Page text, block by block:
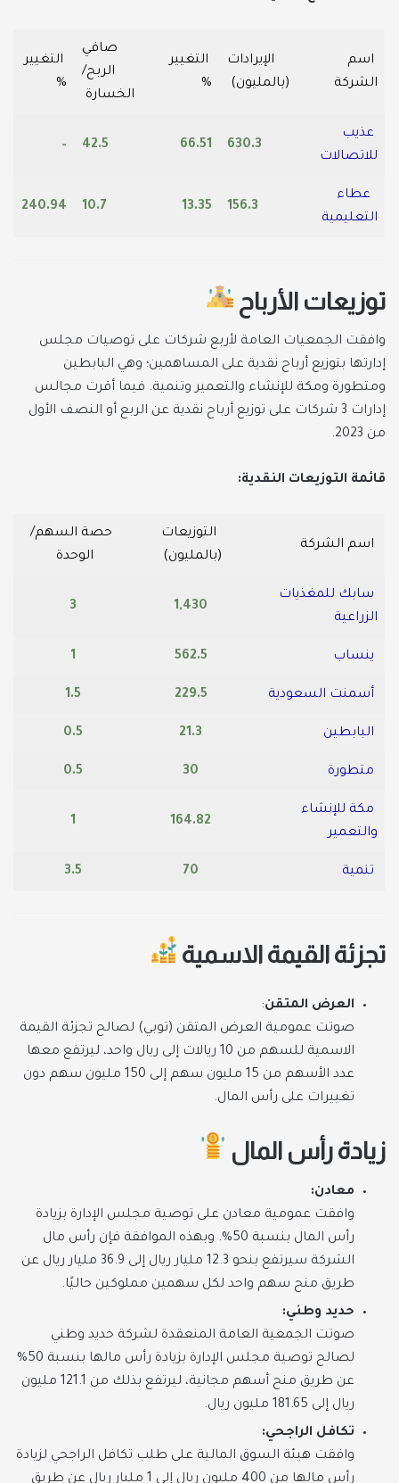
اسم
الشركة
الإيرادات
(بالمليون)
التغيير
%
صافي
الربح/
الخسارة
التغيير
%
عذيب
للاتصالات
630.3
66.51
42.5
–
عطاء
التعليمية
156.3
13.35
10.7
240.94
توزيعات الأرباح
وافقت الجمعيات العامة لأربع شركات على توصيات مجلس
إدارتها بتوزيع أرباح نقدية على المساهمين؛ وهي البابطين
ومتطورة ومكة للإنشاء والتعمير وتنمية. فيما أقرت مجالس
إدارات 3 شركات على توزيع أرباح نقدية عن الربع أو النصف الأول
من 2023.
قائمة التوزيعات النقدية:
اسم الشركة
التوزيعات
(بالمليون)
حصة السهم/
الوحدة
سابك للمغذيات
الزراعية
1,430
3
ينساب 562.5
1
أسمنت السعودية 229.5
1.5
البابطين 21.3
0.5
متطورة 30
0.5
مكة للإنشاء
والتعمير
164.82
1
تنمية 70
3.5
تجزئة القيمة الاسمية
العرض المتقن:
صوتت عمومية العرض المتقن (توبي) لصالح تجزئة القيمة
الاسمية للسهم من 10 ريالات إلى ريال واحد، ليرتفع معها
عدد الأسهم من 15 مليون سهم إلى 150 مليون سهم دون
تغييرات على رأس المال.
زيادة رأس المال
معادن:
وافقت عمومية معادن على توصية مجلس الإدارة بزيادة
رأس المال بنسبة 50%. وبهذه الموافقة فإن رأس مال
الشركة سيرتفع بنحو 12.3 مليار ريال إلى 36.9 مليار ريال عن
طريق منح سهم واحد لكل سهمين مملوكين حاليًا.
حديد وطني:
صوتت الجمعية العامة المنعقدة لشركة حديد وطني
لصالح توصية مجلس الإدارة بزيادة رأس مالها بنسبة 50%
عن طريق منح أسهم مجانية، ليرتفع بذلك من 121.1 مليون
ريال إلى 181.65 مليون ريال.
تكافل الراجحي:
وافقت هيئة السوق المالية على طلب تكافل الراجحي لزيادة
رأس مالها من 400 مليون ريال إلى 1 مليار ريال عن طريق